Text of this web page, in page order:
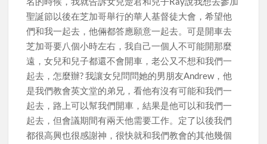
聖誕節以後在芝加哥舉行的華人基督徒大會，希望他
們和我一起去，他倆都答應願意一起去。可是開車去
芝加哥要八個小時左右，我自己一個人不可能開那麼
遠，女兒和兒子都還不會開車，老公又不想和我們一
起去，怎麼辦? 我讓女兒問問她的男朋友Andrew，他
是我們教會英文堂的弟兄，看他有沒有可能和我們一
起去，路上可以幫我們開車，結果是他可以和我們一
起去，但會議期間有兩天他需要工作。定了以後我們
都很高興也很感謝神，很快就和我們教會的其他幾個